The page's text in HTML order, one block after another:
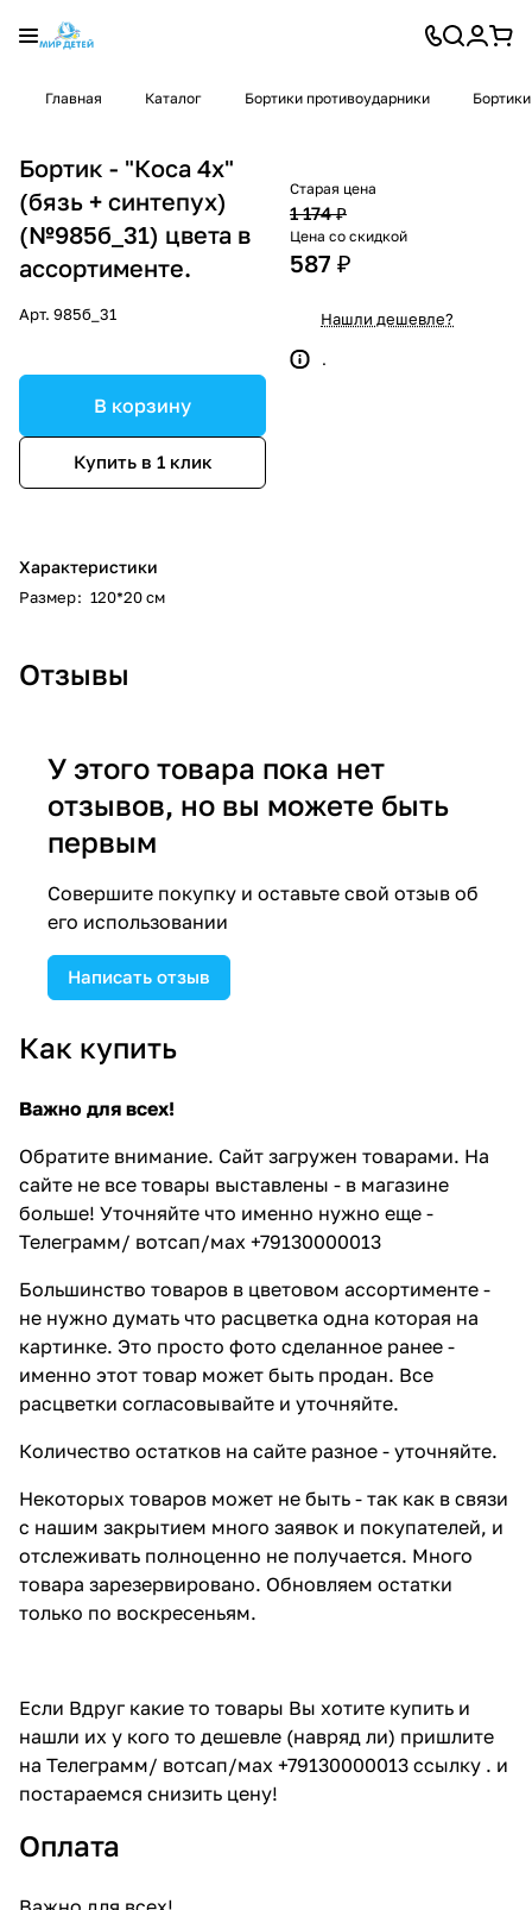
Главная Каталог Бортики противоударники
Бортик - "Коса 4х"
(бязь + синтепух)
(№985б_31) цвета в
ассортименте.
Арт. 985б_31
В корзину
Купить в 1 клик
Характеристики
Размер: 120*20 см
Старая цена
1 174 ₽
Цена со скидкой
587 ₽
Нашли дешевле?
.
Отзывы
У этого товара пока нет
отзывов, но вы можете быть
первым
Совершите покупку и оставьте свой отзыв об
его использовании
Написать отзыв
Как купить
Важно для всех!
Обратите внимание. Сайт загружен товарами. На
сайте не все товары выставлены - в магазине
больше! Уточняйте что именно нужно еще -
Телеграмм/ вотсап/мах +79130000013
Большинство товаров в цветовом ассортименте -
не нужно думать что расцветка одна которая на
картинке. Это просто фото сделанное ранее -
именно этот товар может быть продан. Все
расцветки согласовывайте и уточняйте.
Количество остатков на сайте разное - уточняйте.
Некоторых товаров может не быть - так как в связи
с нашим закрытием много заявок и покупателей, и
отслеживать полноценно не получается. Много
товара зарезервировано. Обновляем остатки
только по воскресеньям.
Если Вдруг какие то товары Вы хотите купить и
нашли их у кого то дешевле (навряд ли) пришлите
на Телеграмм/ вотсап/мах +79130000013 ссылку . и
постараемся снизить цену!
Оплата